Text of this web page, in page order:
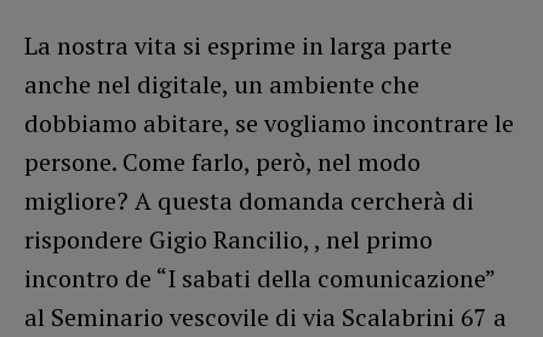
La nostra vita si esprime in larga parte
anche nel digitale, un ambiente che
dobbiamo abitare, se vogliamo incontrare le
persone. Come farlo, però, nel modo
migliore? A questa domanda cercherà di
rispondere Gigio Rancilio, , nel primo
incontro de “I sabati della comunicazione”
al Seminario vescovile di via Scalabrini 67 a